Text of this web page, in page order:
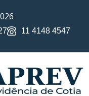
11 4148 4547